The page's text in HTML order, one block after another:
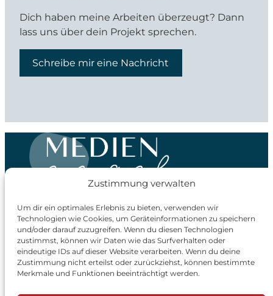
Zustimmung verwalten
Um dir ein optimales Erlebnis zu bieten, verwenden wir
Technologien wie Cookies, um Geräteinformationen zu speichern
und/oder darauf zuzugreifen. Wenn du diesen Technologien
zustimmst, können wir Daten wie das Surfverhalten oder
eindeutige IDs auf dieser Website verarbeiten. Wenn du deine
Zustimmung nicht erteilst oder zurückziehst, können bestimmte
Merkmale und Funktionen beeinträchtigt werden.
Dich haben meine Arbeiten überzeugt? Dann
lass uns über dein Projekt sprechen.
Schreibe mir eine Nachricht
Deine Grafikdesignerin für authentisches Branding
in Bad Orb & dem Main-Kinzig-Kreis.
Franziska Palige
Mail:hallo@medien-engel.de
Tel:0160 95050773
Angebot